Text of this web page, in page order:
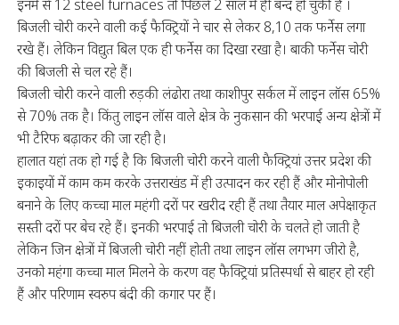
इनमें से 12 steel furnaces तो पिछले 2 साल में ही बन्द हो चुकी हैं ।
बिजली चोरी करने वाली कई फैक्ट्रियों ने चार से लेकर 8,10 तक फर्नेस लगा
रखे हैं। लेकिन विद्युत बिल एक ही फर्नेस का दिखा रखा है। बाकी फर्नेस चोरी
की बिजली से चल रहे हैं।
बिजली चोरी करने वाली रुड़की लंढोरा तथा काशीपुर सर्कल में लाइन लॉस 65%
से 70% तक है। किंतु लाइन लॉस वाले क्षेत्र के नुकसान की भरपाई अन्य क्षेत्रों में
भी टैरिफ बढ़ाकर की जा रही है।
हालात यहां तक हो गई है कि बिजली चोरी करने वाली फैक्ट्रियां उत्तर प्रदेश की
इकाइयों में काम कम करके उत्तराखंड में ही उत्पादन कर रही हैं और मोनोपोली
बनाने के लिए कच्चा माल महंगी दरों पर खरीद रही हैं तथा तैयार माल अपेक्षाकृत
सस्ती दरों पर बेच रहे हैं। इनकी भरपाई तो बिजली चोरी के चलते हो जाती है
लेकिन जिन क्षेत्रों में बिजली चोरी नहीं होती तथा लाइन लॉस लगभग जीरो है,
उनको महंगा कच्चा माल मिलने के करण वह फैक्ट्रियां प्रतिस्पर्धा से बाहर हो रही
हैं और परिणाम स्वरुप बंदी की कगार पर हैं।